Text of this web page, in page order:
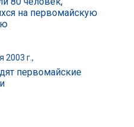
на первомайскую
2003 г.,
первомайские